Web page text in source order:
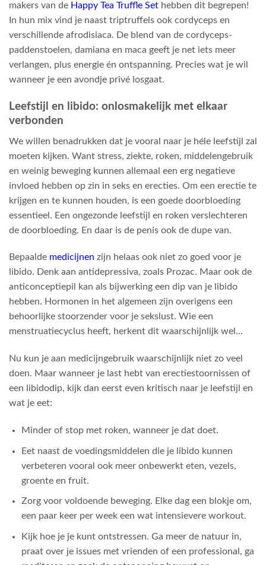
makers van de Happy Tea Truffle Set hebben dit begrepen!
In hun mix vind je naast triptruffels ook cordyceps en
verschillende afrodisiaca. De blend van de cordyceps-
paddenstoelen, damiana en maca geeft je net iets meer
verlangen, plus energie én ontspanning. Precies wat je wil
wanneer je een avondje privé losgaat.
Leefstijl en libido: onlosmakelijk met elkaar
verbonden
We willen benadrukken dat je vooral naar je héle leefstijl zal
moeten kijken. Want stress, ziekte, roken, middelengebruik
en weinig beweging kunnen allemaal een erg negatieve
invloed hebben op zin in seks en erecties. Om een erectie te
krijgen en te kunnen houden, is een goede doorbloeding
essentieel. Een ongezonde leefstijl en roken verslechteren
de doorbloeding. En daar is de penis ook de dupe van.
Bepaalde medicijnen zijn helaas ook niet zo goed voor je
libido. Denk aan antidepressiva, zoals Prozac. Maar ook de
anticonceptiepil kan als bijwerking een dip van je libido
hebben. Hormonen in het algemeen zijn overigens een
behoorlijke stoorzender voor je sekslust. Wie een
menstruatiecyclus heeft, herkent dit waarschijnlijk wel…
Nu kun je aan medicijngebruik waarschijnlijk niet zo veel
doen. Maar wanneer je last hebt van erectiestoornissen of
een libidodip, kijk dan eerst even kritisch naar je leefstijl en
wat je eet:
Minder of stop met roken, wanneer je dat doet.
Eet naast de voedingsmiddelen die je libido kunnen
verbeteren vooral ook meer onbewerkt eten, vezels,
groente en fruit.
Zorg voor voldoende beweging. Elke dag een blokje om,
een paar keer per week een wat intensievere workout.
Kijk hoe je je kunt ontstressen. Ga meer de natuur in,
praat over je issues met vrienden of een professional, ga